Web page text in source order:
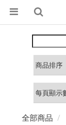
全部商品